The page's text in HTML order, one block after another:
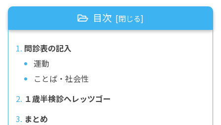
目次
問診表の記入
運動
ことば・社会性
１歳半検診へレッツゴー
まとめ